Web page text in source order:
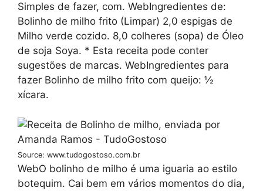
Simples de fazer, com. WebIngredientes de:
Bolinho de milho frito (Limpar) 2,0 espigas de
Milho verde cozido. 8,0 colheres (sopa) de Óleo
de soja Soya. * Esta receita pode conter
sugestões de marcas. WebIngredientes para
fazer Bolinho de milho frito com queijo: ½
xícara.
Source: www.tudogostoso.com.br
WebO bolinho de milho é uma iguaria ao estilo
botequim. Cai bem em vários momentos do dia,